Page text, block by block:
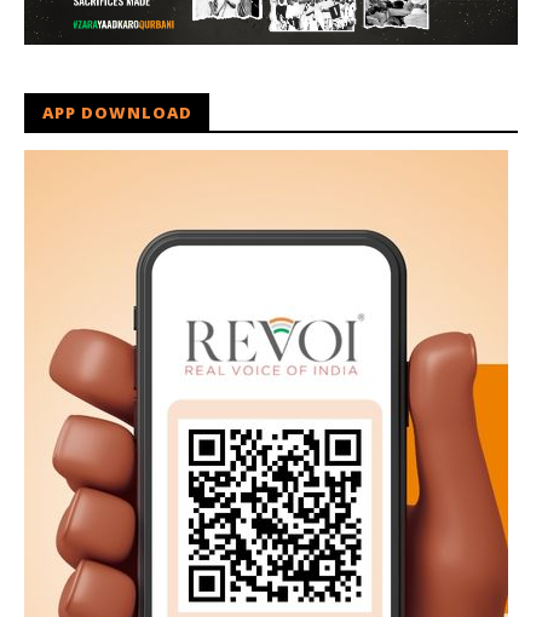
APP DOWNLOAD